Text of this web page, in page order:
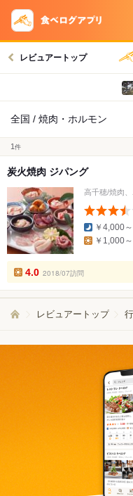
レビュアートップ
全国 / 焼肉・ホルモン
1 件
炭火焼肉 ジパング
高千穂/焼肉
￥4,000
￥1,000
4.0 2018/07訪問
レビュアートップ